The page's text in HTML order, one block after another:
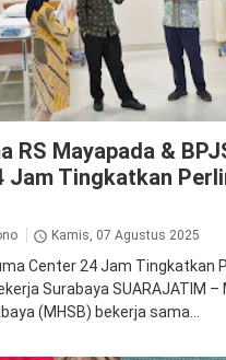
RS Mayapada &
Jam Tingkatkan
Kamis, 07 Agustus 2025
Center 24 Jam Tingkatkan
Surabaya SUARAJATIM –
(MHSB) bekerja sama...